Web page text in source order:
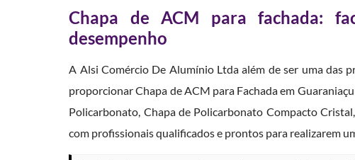
Chapa de ACM para fachada:
desempenho
A Alsi Comércio De Alumínio Ltda além de ser uma das
proporcionar Chapa de ACM para Fachada em
Policarbonato, Chapa de Policarbonato Compacto
com profissionais qualificados e prontos para realizarem